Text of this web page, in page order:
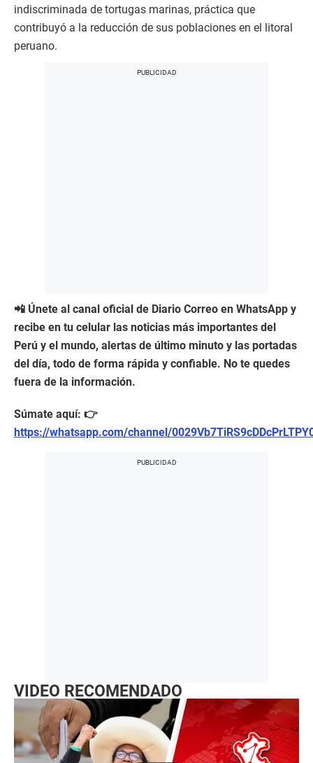
indiscriminada de tortugas marinas, práctica que
contribuyó a la reducción de sus poblaciones en el litoral
peruano.
📲 Únete al canal oficial de Diario Correo en WhatsApp y
recibe en tu celular las noticias más importantes del
Perú y el mundo, alertas de último minuto y las portadas
del día, todo de forma rápida y confiable. No te quedes
fuera de la información.
Súmate aquí: 👉
https://whatsapp.com/channel/
VIDEO RECOMENDADO